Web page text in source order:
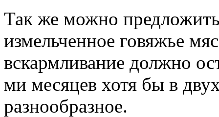
Так же можно
измельченное говяжье
вскармливание должно
ми месяцев хотя бы в
разнообразное.